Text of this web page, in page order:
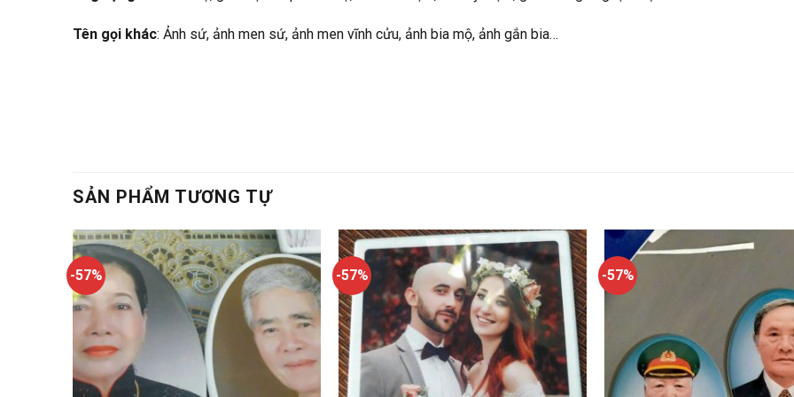
Tên gọi khác: Ảnh sứ, ảnh men sứ, ảnh men vĩnh cửu, ảnh bia mộ, ảnh gắn bia…
SẢN PHẨM TƯƠNG TỰ
-57% -57% -57%